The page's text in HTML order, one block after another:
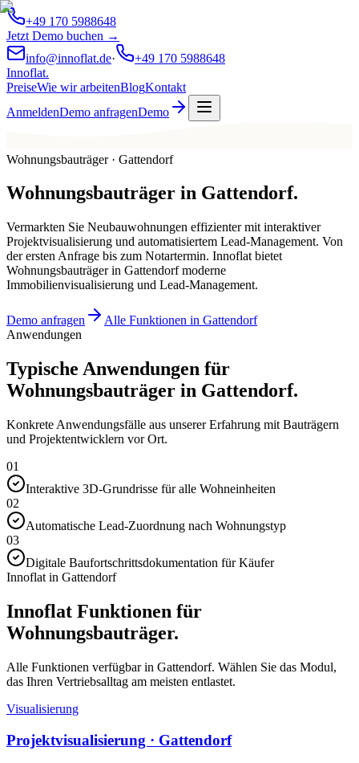
+49 170 5988648
Jetzt Demo buchen →
info@innoflat.de·
+49 170 5988648
Innoflat.
PreiseWie wir arbeitenBlogKontakt
AnmeldenDemo anfragenDemo
Wohnungsbauträger · Gattendorf
Wohnungsbauträger in Gattendorf.
Vermarkten Sie Neubauwohnungen effizienter mit interaktiver
Projektvisualisierung und automatisiertem Lead-Management. Von
der ersten Anfrage bis zum Notartermin. Innoflat bietet
Wohnungsbauträger in Gattendorf moderne
Immobilienvisualisierung und Lead-Management.
Demo anfragen
Alle Funktionen in Gattendorf
Anwendungen
Typische Anwendungen für
Wohnungsbauträger in Gattendorf.
Konkrete Anwendungsfälle aus unserer Erfahrung mit Bauträgern
und Projektentwicklern vor Ort.
01
Interaktive 3D-Grundrisse für alle Wohneinheiten
02
Automatische Lead-Zuordnung nach Wohnungstyp
03
Digitale Baufortschrittsdokumentation für Käufer
Innoflat in Gattendorf
Innoflat Funktionen für
Wohnungsbauträger.
Alle Funktionen verfügbar in Gattendorf. Wählen Sie das Modul,
das Ihren Vertriebsalltag am meisten entlastet.
Visualisierung
Projektvisualisierung · Gattendorf